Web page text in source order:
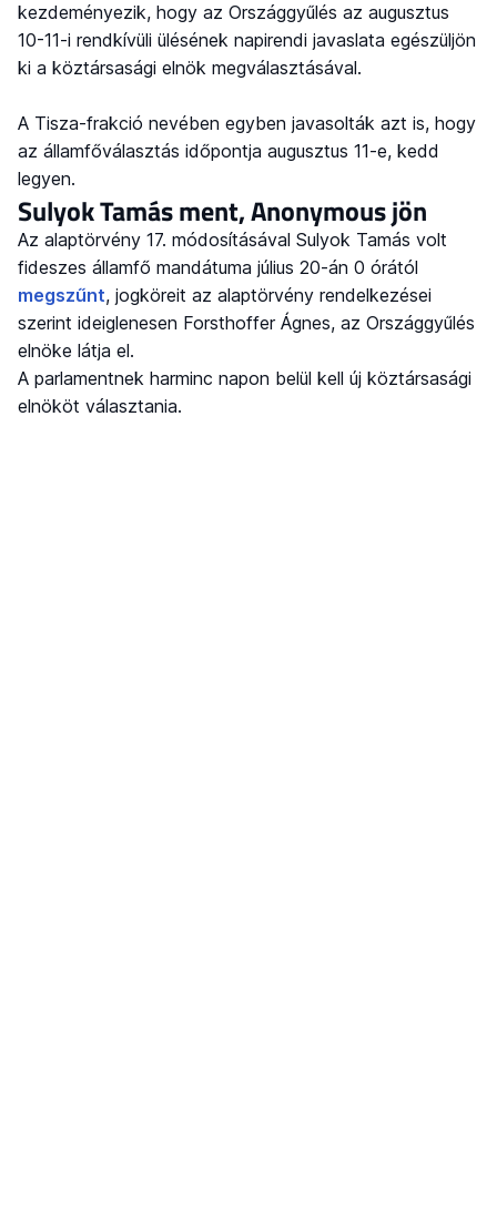
kezdeményezik, hogy az Országgyűlés az augusztus
10-11-i rendkívüli ülésének napirendi javaslata egészüljön
ki a köztársasági elnök megválasztásával.
A Tisza-frakció nevében egyben javasolták azt is, hogy
az államfőválasztás időpontja augusztus 11-e, kedd
legyen.
Sulyok Tamás ment, Anonymous jön
Az alaptörvény 17. módosításával Sulyok Tamás volt
fideszes államfő mandátuma július 20-án 0 órától
megszűnt, jogköreit az alaptörvény rendelkezései
szerint ideiglenesen Forsthoffer Ágnes, az Országgyűlés
elnöke látja el.
A parlamentnek harminc napon belül kell új köztársasági
elnököt választania.